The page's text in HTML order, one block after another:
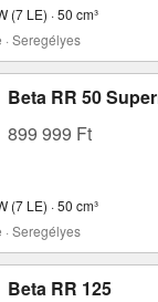
(7 LE) · 50 cm³
· Seregélyes
Beta RR 50
899 999 Ft
(7 LE) · 50 cm³
· Seregélyes
Beta RR 125